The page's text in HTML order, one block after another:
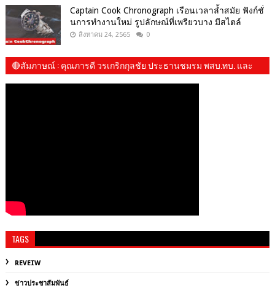
Captain Cook Chronograph เรือนเวลาล้ำสมัย ฟังก์ชั่
นการทำงานใหม่ รูปลักษณ์ที่เพรียวบาง มีสไตล์
สิงหาคม 24, 2565 0
🔴สัมภาษณ์​ : คุณภารดี วรเกริกกุลชัย ประธานชมรม พสบ.ทบ. และ​
TAGS
REVEIW
ข่าวประชาสัมพันธ์